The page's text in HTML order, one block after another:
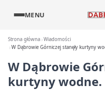
MENU
Strona główna Wiadomości
W Dąbrowie Górniczej stanęły kurtyny
W Dąbrowie
kurtyny wodne.